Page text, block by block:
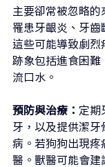
主要卻常被忽略的
罹患牙齦炎、牙齒
這些可能導致劇烈
跡象包括進食困難
流口水。
預防與治療： 定期
牙，以及提供潔牙
病。若狗狗出現疼
醫。獸醫可能會建